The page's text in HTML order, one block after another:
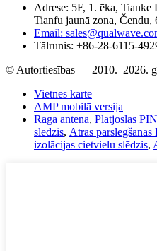
Adrese: 5F, 1. ēka, Tianke
Tianfu jaunā zona, Čendu,
Email:
Tālrunis: +86-28-6115-
© Autortiesības — 2010.–2026.
Vietnes karte
AMP mobilā versija
Raga antena, Platjoslas
slēdzis, Ātrās
izolācijas cietvielu slēdzis,